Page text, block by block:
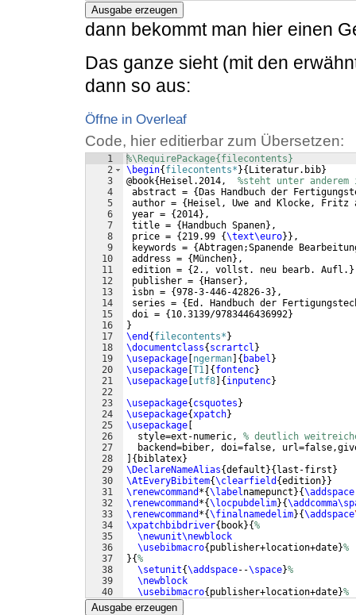
Ausgabe erzeugen
dann bekommt man hier einen
Das ganze sieht (mit den
dann so aus:
Öffne in Overleaf
Code, hier editierbar zum Übersetzen:
1
2
3
4
5
6
7
8
9
10
11
12
13
14
15
16
17
18
19
20
21
22
23
24
25
26
27
28
29
30
31
32
33
34
35
36
37
38
39
40
41
%\RequirePackage{filecontents}
\begin{ filecontents* }{ Literatur.bib}
@book{ Heisel.2014, %steht unter
abstract = { Das Handbuch der
author = { Heisel, Uwe and Klocke, Fritz
year = {2014} ,
title = { Handbuch Spanen} ,
price = {219.99 {\text\euro}} ,
keywords = {Abtragen;Spanende
address = { München} ,
edition = {2., vollst. neu bearb. Aufl. }
publisher = { Hanser} ,
isbn = {978-3-446-42826-3} ,
series = { Ed. Handbuch der
doi = { 10.3139/9783446436992}
}
\end { filecontents* }
\documentclass{ scrartcl }
\usepackage ngerman { babel }
\usepackage T1 { fontenc}
\usepackage utf8 { inputenc}
\usepackage{ csquotes }
\usepackage{xpatch}
\usepackage
  style=ext-numeric,
% deutlich
backend=biber, doi=false,
{ biblatex}
\DeclareNameAlias{default }{ last-first }
\AtEveryBibitem{\clearfield {edition}}
\renewcommand *{\labelnamepunct }{\addspace
\renewcommand *{\locpubdelim}{
\renewcommand *{\finalnamedelim}{\addspace
\xpatchbibdriver{ book}{%
\newunit\newblock
\usebibmacro{ publisher+location+date}%
}{%
\setunit{\addspace--\space}%
\newblock
\usebibmacro{ publisher+location+date}%
}{}{\PatchFailure
Ausgabe erzeugen